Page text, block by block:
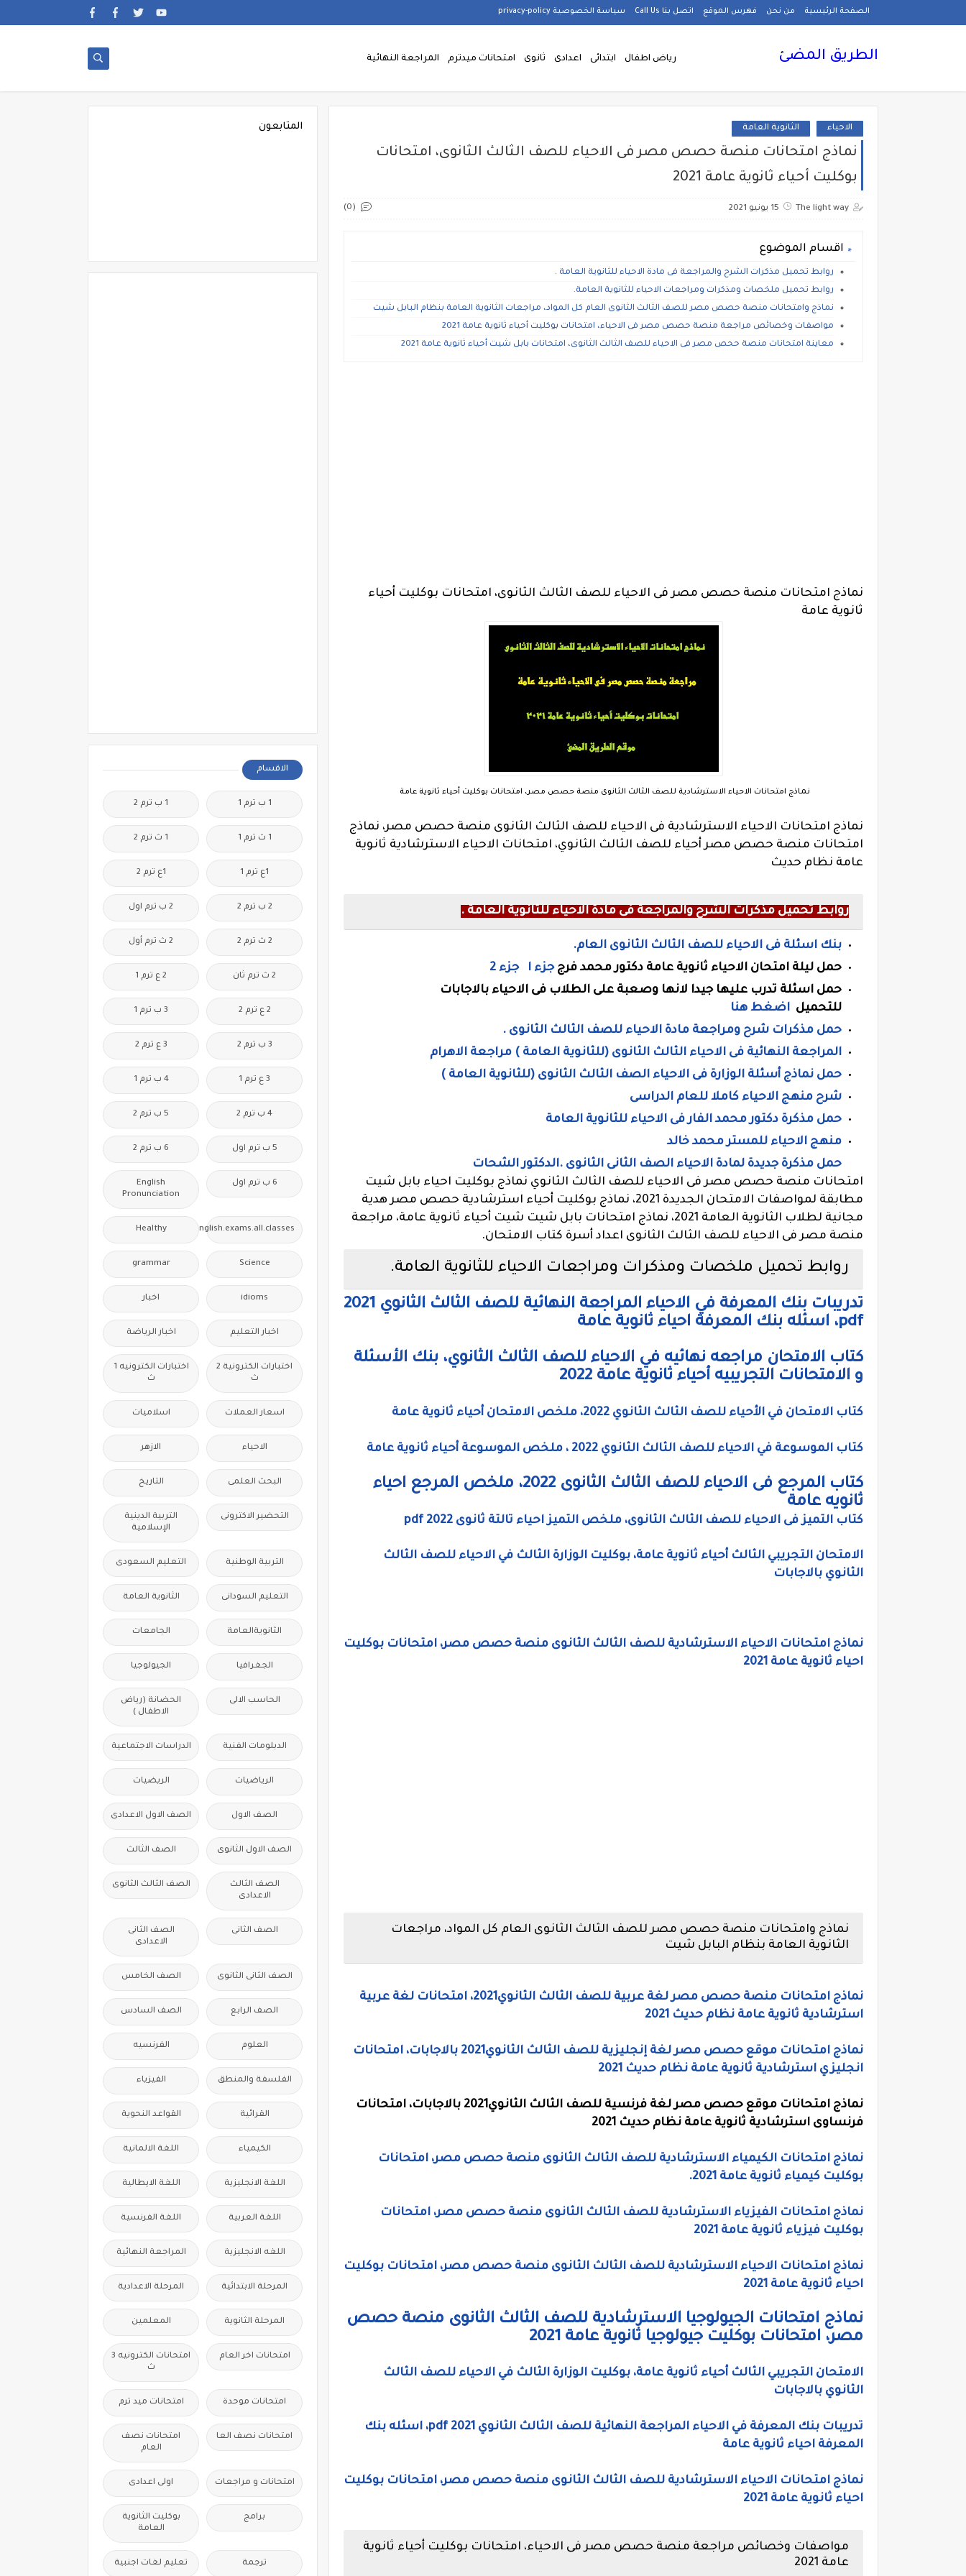
الصفحة الرئيسية من نحن فهرس الموقع اتصل بنا Call Us سياسة الخصوصية privacy-policy
الطريق المضئ رياض اطفال ابتدائى اعدادى ثانوى امتحانات ميدترم المراجعة النهائية
الاحياء الثانوية العامة
نماذج امتحانات منصة حصص مصر فى الاحياء للصف الثالث الثانوى، امتحانات
بوكليت أحياء ثانوية عامة 2021
The light way 15 يونيو 2021 (0)
اقسام الموضوع
روابط تحميل مذكرات الشرح والمراجعة فى مادة الاحياء للثانوية العامة .
روابط تحميل ملخصات ومذكرات ومراجعات الاحياء للثانوية العامة.
نماذج وامتحانات منصة حصص مصر للصف الثالث الثانوى العام كل المواد، مراجعات الثانوية العامة بنظام البابل شيت
مواصفات وخصائص مراجعة منصة حصص مصر فى الاحياء، امتحانات بوكليت أحياء ثانوية عامة 2021
معاينة امتحانات منصة ححص مصر فى الاحياء للصف الثالث الثانوى، امتحانات بابل شيت أحياء ثانوية عامة 2021
نماذج امتحانات منصة حصص مصر فى الاحياء للصف الثالث الثانوى، امتحانات بوكليت أحياء
ثانوية عامة
نماذج امتحانات الاحياء الاسترشادية للصف الثالث الثانوى منصة حصص مصر، امتحانات بوكليت أحياء ثانوية عامة
نماذج امتحانات الاحياء الاسترشادية فى الاحياء للصف الثالث الثانوى منصة حصص مصر، نماذج
امتحانات منصة حصص مصر أحياء للصف الثالث الثانوي، امتحانات الاحياء الاسترشادية ثانوية
عامة نظام حديث
روابط تحميل مذكرات الشرح والمراجعة فى مادة الاحياء للثانوية العامة .
بنك اسئلة فى الاحياء للصف الثالث الثانوى العام.
حمل ليلة امتحان الاحياء ثانوية عامة دكتور محمد فرججزء ا
جزء 2
حمل اسئلة تدرب عليها جيدا لانها وصعبة على الطلاب فى الاحياء بالاجابات
للتحميل اضغط هنا
حمل مذكرات شرح ومراجعة مادة الاحياء للصف الثالث الثانوى .
المراجعة النهائية فى الاحياء الثالث الثانوى (للثانوية العامة ) مراجعة الاهرام
حمل نماذج أسئلة الوزارة فى الاحياء الصف الثالث الثانوى (للثانوية العامة )
شرح منهج الاحياء كاملا للعام الدراسى
حمل مذكرة دكتور محمد الفار فى الاحياء للثانوية العامة
منهج الاحياء للمستر محمد خالد
حمل مذكرة جديدة لمادة الاحياء الصف الثانى الثانوى .الدكتور الشحات
امتحانات منصة حصص مصر فى الاحياء للصف الثالث الثانوي نماذج بوكليت احياء بابل شيت
مطابقة لمواصفات الامتحان الجديدة 2021، نماذج بوكليت أحياء استرشادية حصص مصر هدية
مجانية لطلاب الثانوية العامة 2021، نماذج امتحانات بابل شيت شيت أحياء ثانوية عامة، مراجعة
منصة مصر فى الاحياء للصف الثالث الثانوى اعداد أسرة كتاب الامتحان.
روابط تحميل ملخصات ومذكرات ومراجعات الاحياء للثانوية العامة.
تدريبات بنك المعرفة في الاحياء المراجعة النهائية للصف الثالث الثانوي 2021
pdf، اسئله بنك المعرفة احياء ثانوية عامة
كتاب الامتحان مراجعه نهائيه في الاحياء للصف الثالث الثانوي، بنك الأسئلة
و الامتحانات التجريبيه أحياء ثانوية عامة 2022
كتاب الامتحان في الأحياء للصف الثالث الثانوي 2022، ملخص الامتحان أحياء ثانوية عامة
كتاب الموسوعة في الاحياء للصف الثالث الثانوي 2022 ، ملخص الموسوعة أحياء ثانوية عامة
كتاب المرجع فى الاحياء للصف الثالث الثانوى 2022، ملخص المرجع احياء
ثانويه عامة
كتاب التميز فى الاحياء للصف الثالث الثانوى، ملخص التميز احياء تالتة ثانوى 2022 pdf
الامتحان التجريبي الثالث أحياء ثانوية عامة، بوكليت الوزارة الثالث في الاحياء للصف الثالث
الثانوي بالاجابات
نماذج امتحانات الاحياء الاسترشادية للصف الثالث الثانوى منصة حصص مصر، امتحانات بوكليت
احياء ثانوية عامة 2021
نماذج وامتحانات منصة حصص مصر للصف الثالث الثانوى العام كل المواد، مراجعات
الثانوية العامة بنظام البابل شيت
نماذج امتحانات منصة حصص مصر لغة عربية للصف الثالث الثانوي2021، امتحانات لغة عربية
استرشادية ثانوية عامة نظام حديث 2021
نماذج امتحانات موقع حصص مصر لغة إنجليزية للصف الثالث الثانوي2021 بالاجابات، امتحانات
انجليزي استرشادية ثانوية عامة نظام حديث 2021
نماذج امتحانات موقع حصص مصر لغة فرنسية للصف الثالث الثانوي2021 بالاجابات، امتحانات
فرنساوى استرشادية ثانوية عامة نظام حديث 2021
نماذج امتحانات الكيمياء الاسترشادية للصف الثالث الثانوى منصة حصص مصر، امتحانات
بوكليت كيمياء ثانوية عامة 2021.
نماذج امتحانات الفيزياء الاسترشادية للصف الثالث الثانوى منصة حصص مصر، امتحانات
بوكليت فيزياء ثانوية عامة 2021
نماذج امتحانات الاحياء الاسترشادية للصف الثالث الثانوى منصة حصص مصر، امتحانات بوكليت
احياء ثانوية عامة 2021
نماذج امتحانات الجيولوجيا الاسترشادية للصف الثالث الثانوى منصة حصص
مصر، امتحانات بوكليت جيولوجيا ثانوية عامة 2021
الامتحان التجريبي الثالث أحياء ثانوية عامة، بوكليت الوزارة الثالث في الاحياء للصف الثالث
الثانوي بالاجابات
تدريبات بنك المعرفة في الاحياء المراجعة النهائية للصف الثالث الثانوي 2021 pdf، اسئله بنك
المعرفة احياء ثانوية عامة
نماذج امتحانات الاحياء الاسترشادية للصف الثالث الثانوى منصة حصص مصر، امتحانات بوكليت
احياء ثانوية عامة 2021
مواصفات وخصائص مراجعة منصة حصص مصر فى الاحياء، امتحانات بوكليت أحياء ثانوية
عامة 2021
المتابعون
الاقسام
1 ب ترم 1 1 ب ترم 2
1 ث ترم 1 1 ث ترم 2
1ع ترم 1 1ع ترم 2
2 ب ترم 2 2 ب ترم اول
2 ث ترم 2 2 ث ترم أول
2 ث ترم ثان 2 ع ترم 1
2 ع ترم 2 3 ب ترم 1
3 ب ترم 2 3 ع ترم 2
3 ع ترم 1 4 ب ترم 1
4 ب ترم 2 5 ب ترم 2
5 ب ترم اول 6 ب ترم 2
6 ب ترم اول
English
Pronunciation
Free.English.exams.all.classes
Healthy
Science
grammar
idioms اخبار
اخبار التعليم اخبار الرياضة
اختبارات الكترونية 2
ث
اختبارات الكترونيه 1
ث
اسعار العملات اسلاميات
الاحياء الازهر
البحث العلمى التاريخ
التحضير الاكترونى
التربية الدينية
الإسلامية
التربية الوطنية التعليم السعودى
التعليم السودانى الثانوية العامة
الثانويةالعامة الجامعات
الجغرافيا الجيولوجيا
الحاسب الالى
الحضانة (رياض
الاطفال )
الدبلومات الفنية الدراسات الاجتماعية
الرياضيات الريضيات
الصف الاول الصف الاول الاعدادى
الصف الاول الثانوى الصف الثالث
الصف الثالث
الاعدادى
الصف الثالث الثانوى
الصف الثانى
الصف الثانى
الاعدادى
الصف الثانى الثانوى الصف الخامس
الصف الرابع الصف السادس
العلوم الفرنسيه
الفلسفة والمنطق الفيزياء
القرائية القواعد النحوية
الكيمياء اللغة الالمانية
اللغة الانجليزية اللغة الايطالية
اللغة العربية اللغة الفرنسية
اللغه الانجليزية المراجعة النهائية
المرحلة الابتدائية المرحلة الاعدادية
المرحلة الثانوية المعلمين
امتحانات اخر العام
امتحانات الكترونيه 3
ث
امتحانات موحدة امتحانات ميد ترم
امتحانات نصف العا
امتحانات نصف
العام
امتحانات و مراجعات اولى اعدادى
برامج
بوكليت الثانوية
العامة
ترجمة تعليم لغات اجنبية